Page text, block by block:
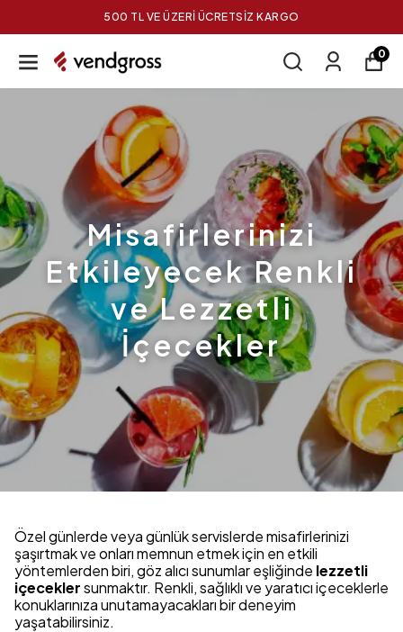
500 TL VE ÜZERİ ÜCRETSİZ KARGO
0
Misafirlerinizi
Etkileyecek Renkli
ve Lezzetli
İçecekler
Özel günlerde veya günlük servislerde misafirlerinizi
şaşırtmak ve onları memnun etmek için en etkili
yöntemlerden biri, göz alıcı sunumlar eşliğinde lezzetli
içeceklersunmaktır. Renkli, sağlıklı ve yaratıcı içeceklerle
konuklarınıza unutamayacakları bir deneyim
yaşatabilirsiniz.